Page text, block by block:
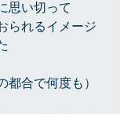
思い切って
られるイメージ
都合で何度も）